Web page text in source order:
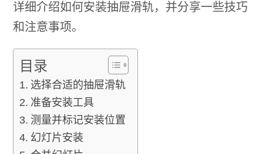
详细介绍如何安装抽屉滑轨，并分享一些技巧
和注意事项。
目录
选择合适的抽屉滑轨
准备安装工具
测量并标记安装位置
幻灯片安装